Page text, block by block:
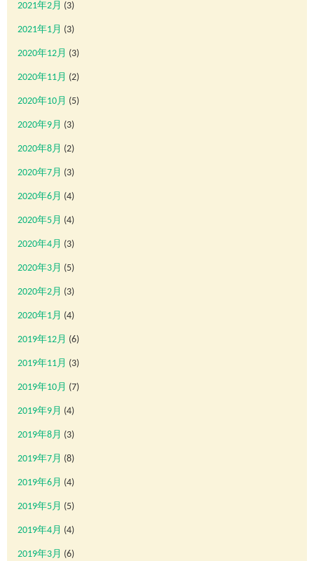
2021年2月 (3)
2021年1月 (3)
2020年12月 (3)
2020年11月 (2)
2020年10月 (5)
2020年9月 (3)
2020年8月 (2)
2020年7月 (3)
2020年6月 (4)
2020年5月 (4)
2020年4月 (3)
2020年3月 (5)
2020年2月 (3)
2020年1月 (4)
2019年12月 (6)
2019年11月 (3)
2019年10月 (7)
2019年9月 (4)
2019年8月 (3)
2019年7月 (8)
2019年6月 (4)
2019年5月 (5)
2019年4月 (4)
2019年3月 (6)